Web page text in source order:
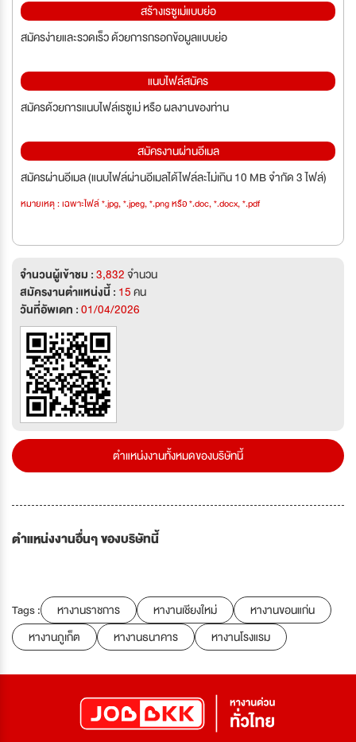
สร้างเรซูเม่แบบย่อ
สมัครง่ายและรวดเร็ว ด้วยการกรอกข้อมูลแบบย่อ
แนบไฟล์สมัคร
สมัครด้วยการแนบไฟล์เรซูเม่ หรือ ผลงานของท่าน
สมัครงานผ่านอีเมล
สมัครผ่านอีเมล (แนบไฟล์ผ่านอีเมลได้ไฟล์ละไม่เกิน 10 MB จำกัด 3 ไฟล์)
หมายเหตุ : เฉพาะไฟล์ *.jpg, *.jpeg, *.png หรือ *.doc, *.docx, *.pdf
จำนวนผู้เข้าชม :3,832จำนวน
สมัครงานตำแหน่งนี้ : 15คน
วันที่อัพเดท :01/04/2026
ตำแหน่งงานทั้งหมดของบริษัทนี้
ตำแหน่งงานอื่นๆ ของบริษัทนี้
Tags : หางานราชการ หางานเชียงใหม่
หางานขอนแก่น
หางานภูเก็ต
หางานธนาคาร หางานโรงแรม